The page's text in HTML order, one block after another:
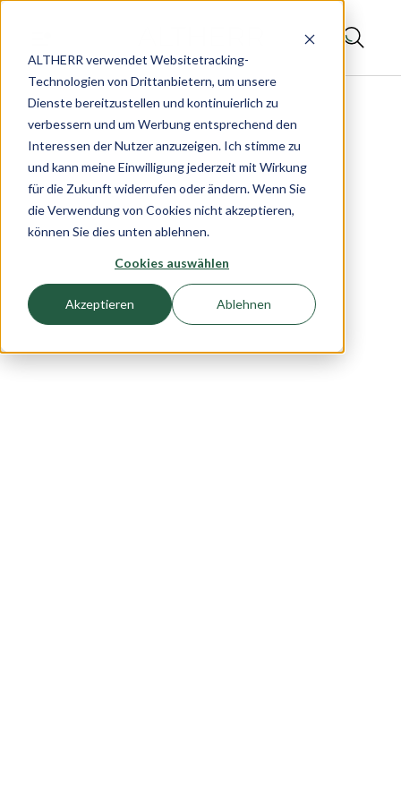
ALTHERR verwendet Websitetracking-
Technologien von Drittanbietern, um unsere
Dienste bereitzustellen und kontinuierlich zu
verbessern und um Werbung entsprechend den
Interessen der Nutzer anzuzeigen. Ich stimme zu
und kann meine Einwilligung jederzeit mit Wirkung
für die Zukunft widerrufen oder ändern. Wenn Sie
die Verwendung von Cookies nicht akzeptieren,
können Sie dies unten ablehnen.
Cookies auswählen
Akzeptieren Ablehnen